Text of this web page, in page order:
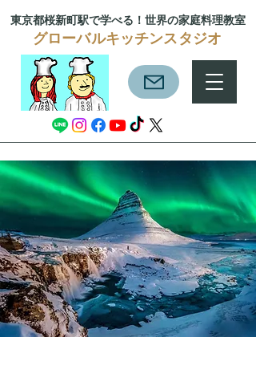
東京都桜新町駅で学べる！ 世界の家庭料理教室
グローバルキッチンスタジオ